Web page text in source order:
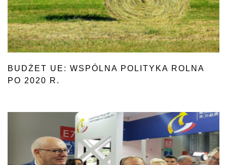
BUDŻET UE: WSPÓLNA POLITYKA ROLNA
PO 2020 R.